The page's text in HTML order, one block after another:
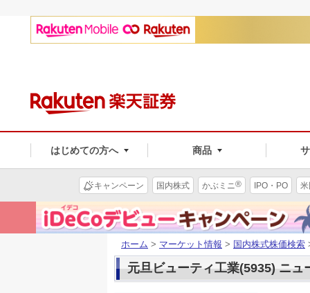
はじめての方へ 商品
キャンペーン 国内株式 かぶミニ® IPO・PO
ホーム > マーケット情報 > 国内株式株価検索
元旦ビューティ工業(5935) ニュ